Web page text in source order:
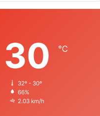
30 ℃
32º - 30º
66%
2.03 km/h